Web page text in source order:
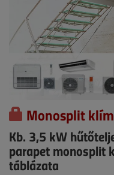
Monosplit
Kb. 3,5 kW
parapet monosplit
táblázata